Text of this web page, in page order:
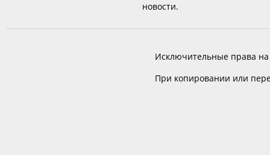
новости.
Исключительные права
При копировании или